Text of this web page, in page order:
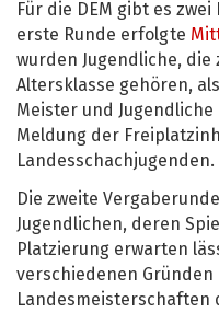
Für die DEM gibt es
erste Runde erfolgte
wurden Jugendliche,
Altersklasse gehören,
Meister und
Meldung der
Landesschachjugenden.
Die zweite
Jugendlichen, deren
Platzierung erwarten
verschiedenen
Landesmeisterschaften